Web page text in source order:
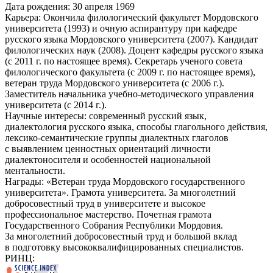
Дата рождения: 30 апреля 1969
Карьера: Окончила филологический факультет Мордовского
университета (1993) и очную аспирантуру при кафедре
русского языка Мордовского университета (2007). Кандидат
филологических наук (2008). Доцент кафедры русского языка
(с 2011 г. по настоящее время). Секретарь ученого совета
филологического факультета (с 2009 г. по настоящее время),
ветеран труда Мордовского университета (с 2006 г.).
Заместитель начальника учебно-методического управления
университета (с 2014 г.).
Научные интересы: современный русский язык,
диалектология русского языка, способы глагольного действия,
лексико-семантические группы диалектных глаголов
с выявлением ценностных ориентаций личности
диалектоносителя и особенностей национальной
ментальности.
Награды: «Ветеран труда Мордовского государственного
университета». Грамота университета. За многолетний
добросовестный труд в университете и высокое
профессиональное мастерство. Почетная грамота
Государственного Собрания Республики Мордовия.
За многолетний добросовестный труд и большой вклад
в подготовку высококвалифицированных специалистов.
РИНЦ: